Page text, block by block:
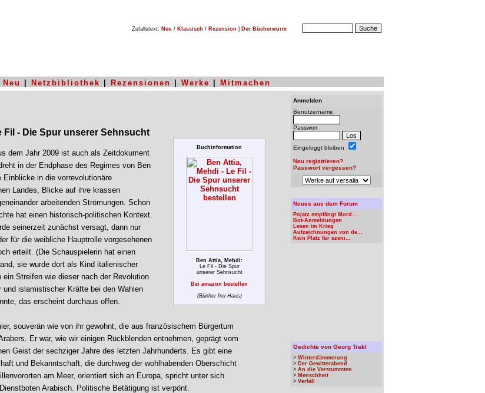
Zufallstext: Neu / Klassisch / Rezension Der Bücherwurm
Neu Netzbibliothek Rezensionen Werke Mitmachen
Fil - Die Spur unserer Sehnsucht
Buchinformation
Ben Attia, Mehdi:
Le Fil - Die Spur
unserer Sehnsucht
Bei amazon bestellen
(Bücher frei Haus)
dem Jahr 2009 ist auch als Zeitdokument
in der Endphase des Regimes von Ben
in die vorrevolutionäre
Landes, Blicke auf ihre krassen
arbeitenden Strömungen. Schon
hat einen historisch-politischen Kontext.
seinerzeit zunächst versagt, dann nur
für die weibliche Hauptrolle vorgesehenen
erteilt. (Die Schauspielerin hat einen
sie wurde dort als Kind italienischer
ein Streifen wie dieser nach der Revolution
islamistischer Kräfte bei den Wahlen
das erscheint durchaus offen.
souverän wie von ihr gewohnt, die aus französischem Bürgertum
Er war, wie wir einigen Rückblenden entnehmen, geprägt vom
Geist der sechziger Jahre des letzten Jahrhunderts. Es gibt eine
und Bekanntschaft, die durchweg der wohlhabenden Oberschicht
am Meer, orientiert sich an Europa, spricht unter sich
Arabisch. Politische Betätigung ist verpönt.
Anmelden
Benutzername
Passwort
Eingeloggt bleiben
Neu registrieren?
Passwort vergessen?
Neues aus dem Forum
Pojatz empfängt Mord...
Bot-Anmeldungen
Lesen im Krieg
Aufzeichnungen von de...
Kein Platz für szeni...
Gedichte von Georg Trakl
> Winterdämmerung
> Der Gewitterabend
> An die Verstummten
> Menschheit
> Verfall